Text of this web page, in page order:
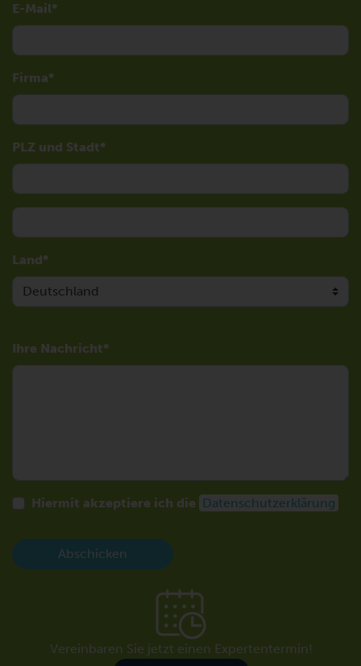
E-Mail
Firma
PLZ und Stadt
Land
Ihre Nachricht
Hiermit akzeptiere ich die Datenschutzerklärung
Abschicken
Vereinbaren Sie jetzt einen Expertentermin!